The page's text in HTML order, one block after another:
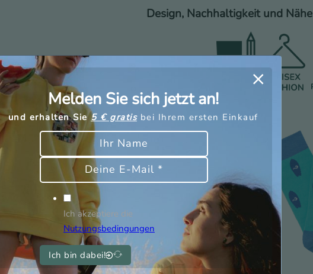
Design, Nachhaltigkeit und Nähe
Melden Sie sich jetzt an!
und erhalten Sie 5 € gratisbei Ihrem ersten Einkauf
Ich akzeptiere die
Nutzungsbedingungen
Ich bin dabei!